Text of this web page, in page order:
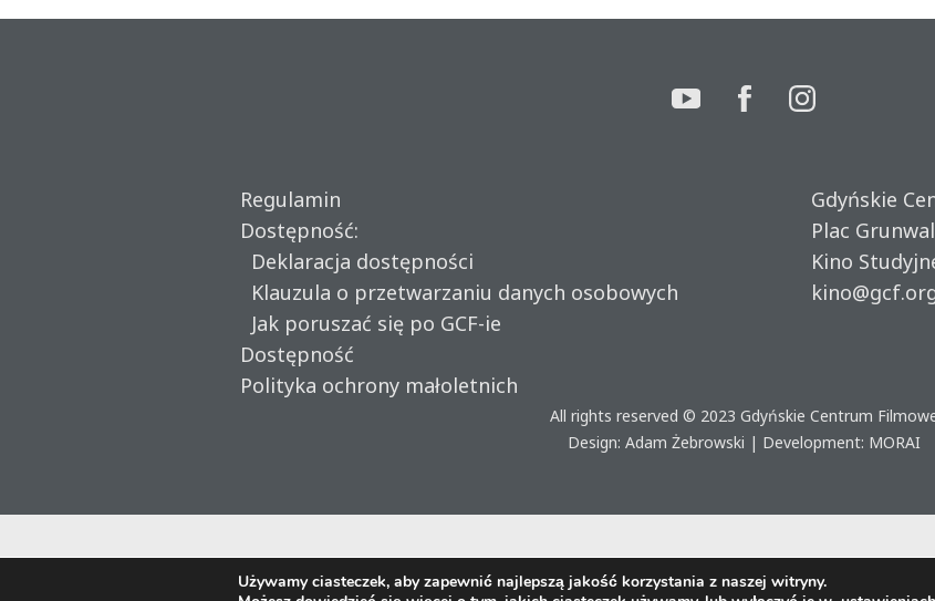
Regulamin
Dostępność:
Deklaracja dostępności
Klauzula o przetwarzaniu danych osobowych
Jak poruszać się po GCF-ie
Dostępność
Polityka ochrony małoletnich
Gdyńskie
Plac
Kino
All rights reserved © 2023 Gdyńskie Centrum
Design: Adam Żebrowski | Development: MORAI
Używamy ciasteczek, aby zapewnić najlepszą jakość korzystania z naszej witryny.